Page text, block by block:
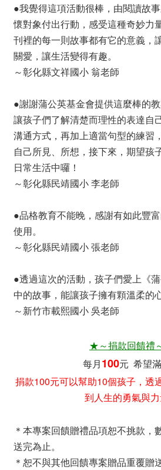
●我覺得這項活動很棒，由閱讀故
懷對象付出行動，感受這種奇妙力
刊裡的每一則故事都有它的意義，
關愛，讓生活變得有趣。
～彰化縣文祥國小 翁老師
●謝謝蒲公英基金會提供這麼棒的
讓孩子們了解清楚而理性的表達自
溝通方式，再加上適當句型的練習
自己所見、所想，接下來，期望孩
日常生活中囉！
～彰化縣民靖國小 李老師
●品格教育不能晚，感謝有如此豐
使用。
～彰化縣民靖國小 張老師
●透過這次的活動，孩子們愛上《
中的故事，能讓孩子擁有顆溫柔的
～新竹市載熙國小 吳老師
★～捐款回饋禮
每月100元 希望
捐款100元可以幫助10個孩子，透
到人生的勇氣與力
＊本專案回饋贈禮品項恕不挑款，
送完為止。
＊恕不與其他回饋專案贈品重覆贈送